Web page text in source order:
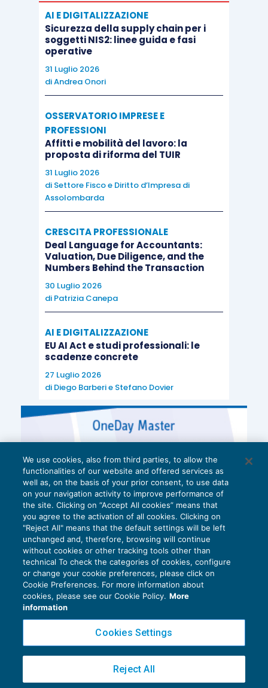
AI E DIGITALIZZAZIONE
Sicurezza della supply chain per i
soggetti NIS2: linee guida e fasi
operative
31 Luglio 2026
diAndrea Onori
OSSERVATORIO IMPRESE E
PROFESSIONI
Affitti e mobilità del lavoro: la
proposta di riforma del TUIR
31 Luglio 2026
di Settore Fisco e Diritto d’Impresa di
Assolombarda
CRESCITA PROFESSIONALE
Deal Language for Accountants:
Valuation, Due Diligence, and the
Numbers Behind the Transaction
30 Luglio 2026
di Patrizia Canepa
AI E DIGITALIZZAZIONE
EU AI Act e studi professionali: le
scadenze concrete
27 Luglio 2026
di Diego Barberie Stefano Dovier
Privacy Policy
Cookie Policy
Copyright 2016 ©Gruppo Euroconference S.p.A.v2.32.2
Piazza Luigi Einaudi, 10N01 - 20124 Milano - info@ecnews.it
We use cookies, also from third parties, to allow the
functionalities of our website and offered services as
well as, on the basis of your prior consent, to use data
on your navigation activity to improve performance of
the site. Clicking on “Accept All cookies” means that
you agree to the activation of all cookies. Clicking on
"Reject All" means that the default settings will be left
unchanged and, therefore, browsing will continue
without cookies or other tracking tools other than
technical To check the categories of cookies, configure
or change your cookie preferences, please click on
Cookie Preferences. For more information about
cookies, please see our Cookie Policy. More
information
Cookies Settings
Reject All